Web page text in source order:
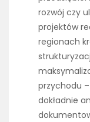
rozwój czy
projektów
regionach
przychodu
dokładnie